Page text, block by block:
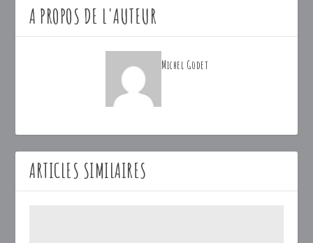
A PROPOS DE L'AUTEUR
Michel Godet
ARTICLES SIMILAIRES